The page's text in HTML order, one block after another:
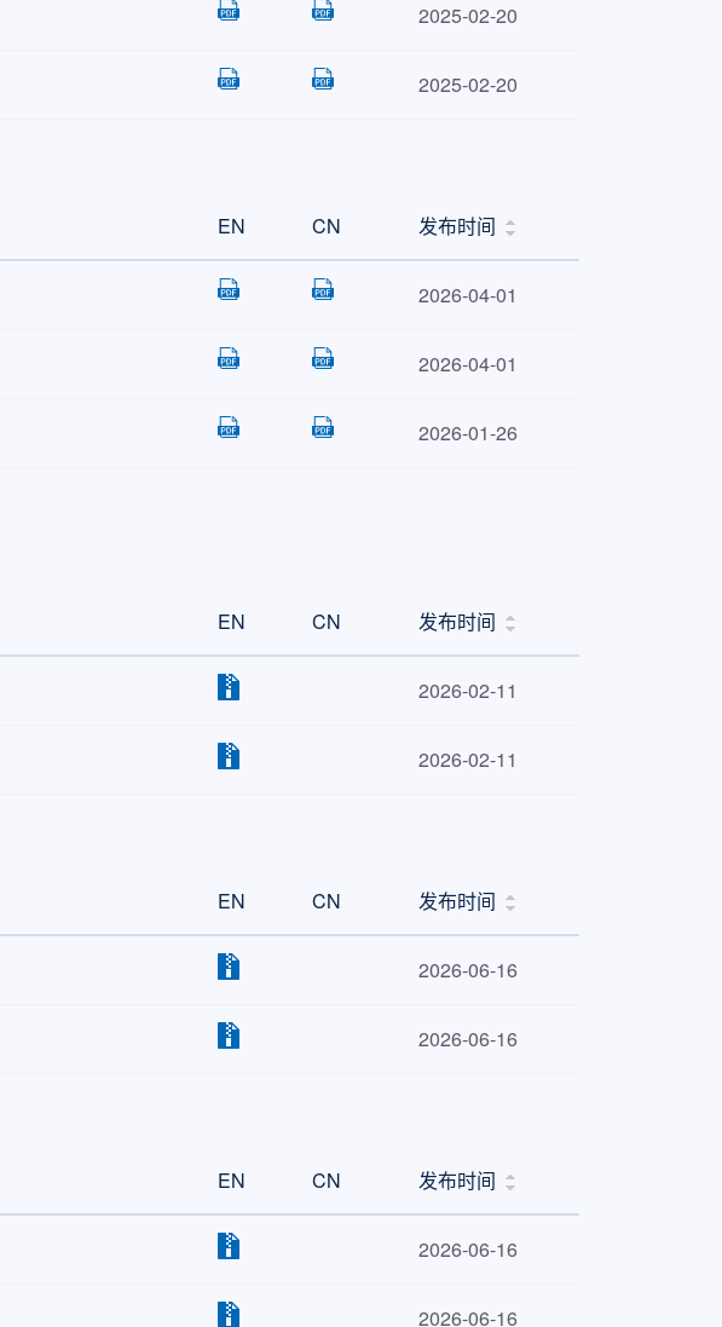
2025-02-20
2025-02-20
EN CN 发布时间
2026-04-01
2026-04-01
2026-01-26
EN CN 发布时间
2026-02-11
2026-02-11
EN CN 发布时间
2026-06-16
2026-06-16
EN CN 发布时间
2026-06-16
2026-06-16